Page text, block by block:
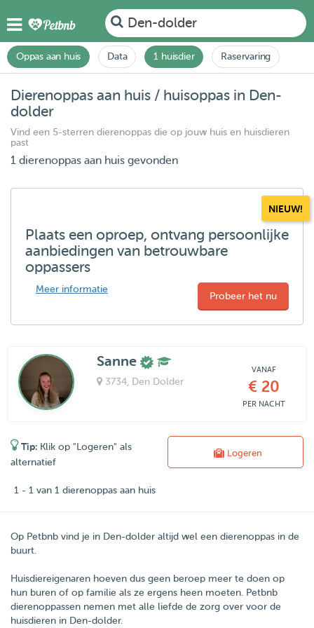
Den-dolder
Oppas aan huis Data 1 huisdier Raservaring
Dierenoppas aan huis / huisoppas in Den-
dolder
Vind een 5-sterren dierenoppas die op jouw huis en huisdieren
past
1 dierenoppas aan huis gevonden
NIEUW!
Plaats een oproep, ontvang persoonlijke
aanbiedingen van betrouwbare
oppassers
Meer informatie
Probeer het nu
Sanne
3734, Den Dolder
VANAF
€ 20
PER NACHT
Tip: Klik op "Logeren" als
alternatief
Logeren
1 - 1 van 1 dierenoppas aan huis
Op Petbnb vind je in Den-dolder altijd wel een dierenoppas in de
buurt.
Huisdiereigenaren hoeven dus geen beroep meer te doen op
hun buren of op familie als ze ergens heen moeten. Petbnb
dierenoppassen nemen met alle liefde de zorg over voor de
huisdieren in Den-dolder.